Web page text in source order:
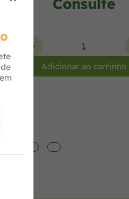
-
Adicionar ao carrinho